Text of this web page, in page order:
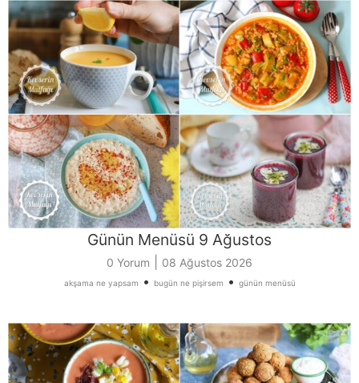
Günün Menüsü 9 Ağustos
0 Yorum 08 Ağustos 2026
akşama ne yapsam • bugün ne pişirsem • günün menüsü